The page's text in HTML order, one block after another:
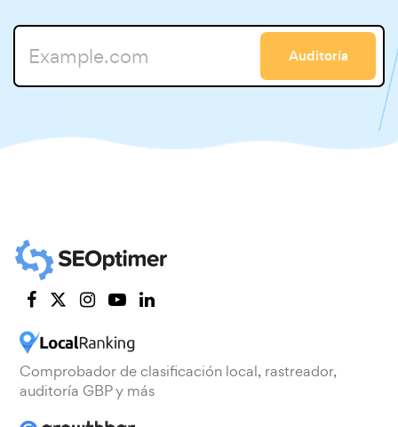
Auditoría
Comprobador de clasificación local, rastreador,
auditoría GBP y más